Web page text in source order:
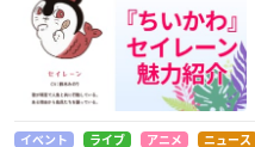
イベント ライブ アニメ ニュース